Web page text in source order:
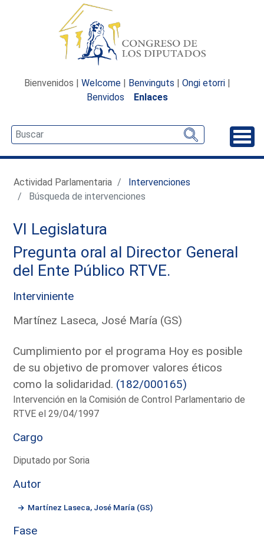
Bienvenidos | Welcome | Benvinguts | Ongi etorri |
Benvidos
Enlaces
Actividad Parlamentaria
Intervenciones
Búsqueda de intervenciones
VI Legislatura
Pregunta oral al Director General
del Ente Público RTVE.
Interviniente
Martínez Laseca, José María (GS)
Cumplimiento por el programa Hoy es posible
de su objetivo de promover valores éticos
como la solidaridad. (182/000165)
Intervención en la Comisión de Control Parlamentario de
RTVE el 29/04/1997
Cargo
Diputado por Soria
Autor
Martínez Laseca, José María (GS)
Fase